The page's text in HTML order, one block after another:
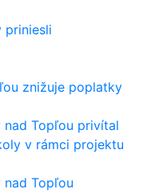
priniesli
znižuje poplatky
nad Topľou privítal
v rámci projektu
nad Topľou